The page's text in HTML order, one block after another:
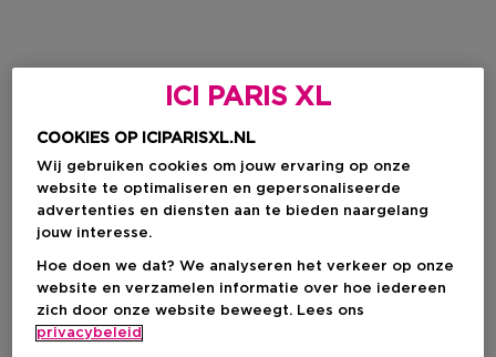
ICI PARIS XL
COOKIES OP ICIPARISXL.NL
Wij gebruiken cookies om jouw ervaring op onze
website te optimaliseren en gepersonaliseerde
advertenties en diensten aan te bieden naargelang
jouw interesse.
Hoe doen we dat? We analyseren het verkeer op onze
website en verzamelen informatie over hoe iedereen
zich door onze website beweegt. Lees ons
privacybeleid